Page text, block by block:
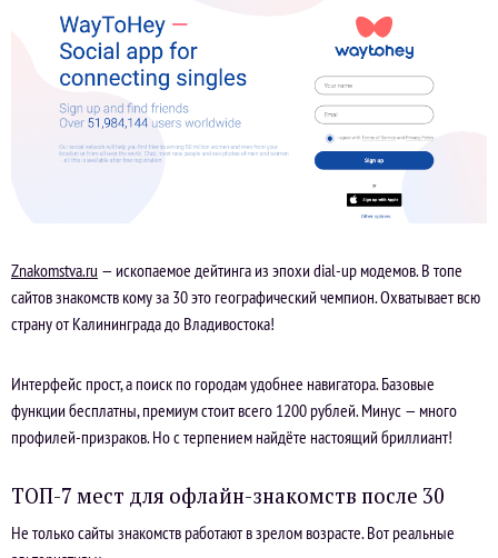
Znakomstva.ru — ископаемое дейтинга из эпохи dial-up модемов. В топе
сайтов знакомств кому за 30 это географический чемпион. Охватывает всю
страну от Калининграда до Владивостока!
Интерфейс прост, а поиск по городам удобнее навигатора. Базовые
функции бесплатны, премиум стоит всего 1200 рублей. Минус — много
профилей-призраков. Но с терпением найдёте настоящий бриллиант!
ТОП-7 мест для офлайн-знакомств после 30
Не только сайты знакомств работают в зрелом возрасте. Вот реальные